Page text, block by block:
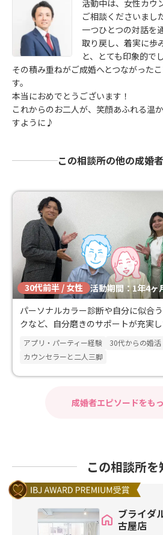
活動中は、女性カウ
ご相談くださいまし
一つひとつの対話を
取り戻し、着実に歩
と、とても印象的でし
その積み重ねがご成婚へとつながった
す。
本当におめでとうございます！
これからのお二人が、笑顔あふれる温
すように♪
この相談所の他の成婚
30代前半 / 女性 活動期間：1年4ヶ
パーソナルカラー診断や自分に似合
クなど、自分磨きのサポートが充実
る点に魅力を感じました。
アプリ・パーティー経験
30代からの婚活
カウンセラーと二人三脚
成婚者エピソードをも
この相談所を
ブライダ
古屋店